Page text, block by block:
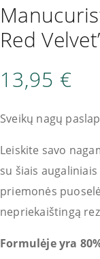
Red
13,95 €
Sveikų nagų
Leiskite savo
su šiais
priemonės
nepriekaištingą
Formulėje yra